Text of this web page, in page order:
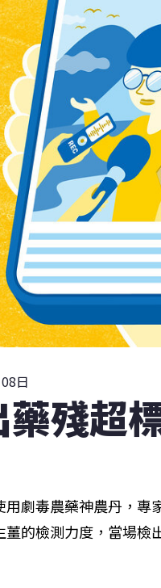
日
殘超
劇毒農藥神農丹，專
的檢測力度，當場檢